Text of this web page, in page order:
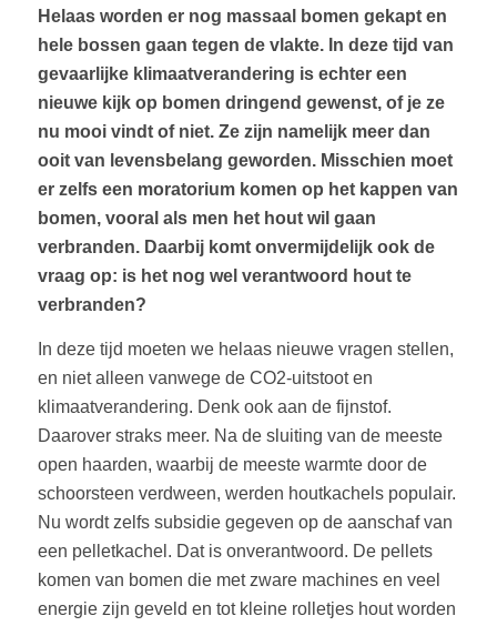
Helaas worden er nog massaal bomen gekapt en
hele bossen gaan tegen de vlakte. In deze tijd van
gevaarlijke klimaatverandering is echter een
nieuwe kijk op bomen dringend gewenst, of je ze
nu mooi vindt of niet. Ze zijn namelijk meer dan
ooit van levensbelang geworden. Misschien moet
er zelfs een moratorium komen op het kappen van
bomen, vooral als men het hout wil gaan
verbranden. Daarbij komt onvermijdelijk ook de
vraag op: is het nog wel verantwoord hout te
verbranden?
In deze tijd moeten we helaas nieuwe vragen stellen,
en niet alleen vanwege de CO2-uitstoot en
klimaatverandering. Denk ook aan de fijnstof.
Daarover straks meer. Na de sluiting van de meeste
open haarden, waarbij de meeste warmte door de
schoorsteen verdween, werden houtkachels populair.
Nu wordt zelfs subsidie gegeven op de aanschaf van
een pelletkachel. Dat is onverantwoord. De pellets
komen van bomen die met zware machines en veel
energie zijn geveld en tot kleine rolletjes hout worden